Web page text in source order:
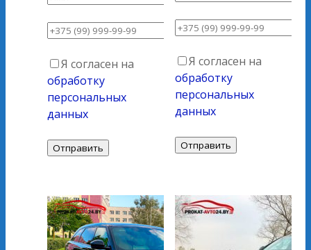
Я согласен на
обработку
персональных
данных
Я согласен на
обработку
персональных
данных